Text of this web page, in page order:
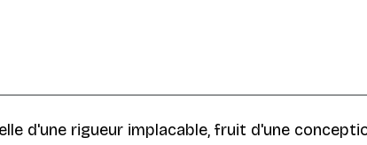
d'une rigueur implacable, fruit d'une